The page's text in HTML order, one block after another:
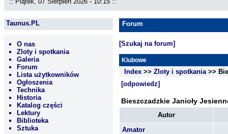
Taunus.PL
O nas
Zloty i spotkania
Galeria
Forum
Lista użytkowników
Ogłoszenia
Technika
Historia
Katalog części
Lektury
Biblioteka
Sztuka
Forum
[Szukaj na forum]
Klubowe
Index >> Zloty i spotkania>>
[odpowiedz]
Bieszczadzkie Janioły
Autor
Amator